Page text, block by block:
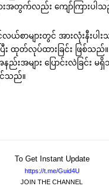
းအတွက်လည်း ကျော်ကြားပါသ
လယ်စာများတွင် အားလုံးနီးပ
ပြီး ထုတ်လုပ်ထားခြင်း ဖြစ်သည်
အများ ပြောင်းလဲခြင်း မရှိ
သည်။
To Get Instant Update
https://t.me/Guid4U
JOIN THE CHANNEL